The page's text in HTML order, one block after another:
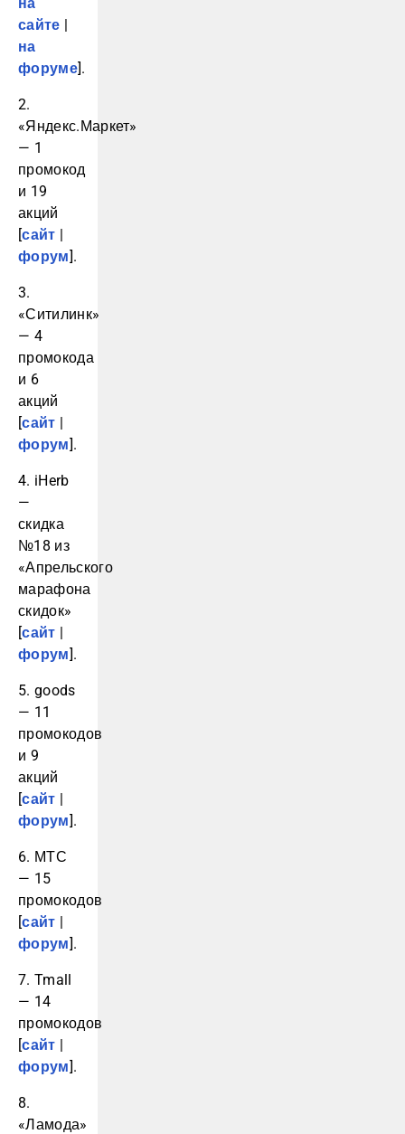
сайте |
на
форуме].
2.
«Яндекс.Маркет»
— 1
промокод
и 19
акций
[сайт |
форум].
3.
«Ситилинк»
— 4
промокода
и 6
акций
[сайт |
форум].
4. iHerb
—
скидка
№18 из
«Апрельского
марафона
скидок»
[сайт |
форум].
5. goods
— 11
промокодов
и 9
акций
[сайт |
форум].
6. МТС
— 15
промокодов
[сайт |
форум].
7. Tmall
— 14
промокодов
[сайт |
форум].
8.
«Ламода»